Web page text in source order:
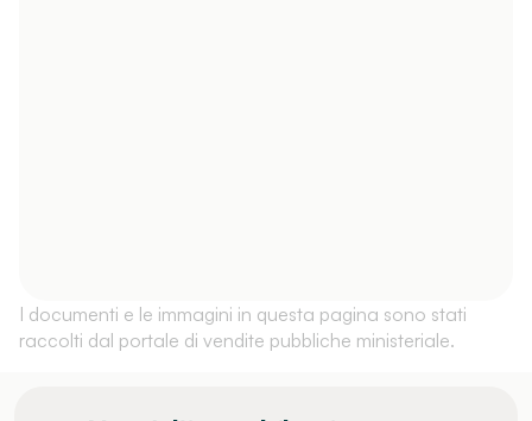
I documenti e le immagini in questa pagina sono stati
raccolti dal portale di vendite pubbliche ministeriale.